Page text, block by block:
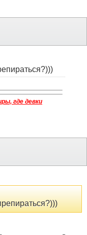
где девки